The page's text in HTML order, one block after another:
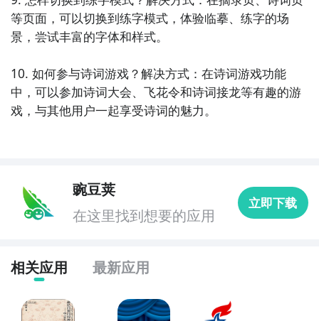
等页面，可以切换到练字模式，体验临摹、练字的场
景，尝试丰富的字体和样式。
10. 如何参与诗词游戏？解决方式：在诗词游戏功能
中，可以参加诗词大会、飞花令和诗词接龙等有趣的游
戏，与其他用户一起享受诗词的魅力。
豌豆荚
在这里找到想要的应用
立即下载
相关应用 最新应用